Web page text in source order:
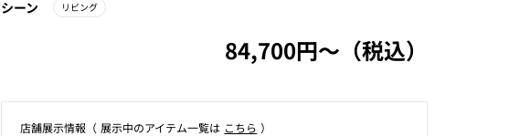
シーン リビング
84,700円〜（税込）
店舗展⽰情報（ 展⽰中のアイテム⼀覧は こちら ）